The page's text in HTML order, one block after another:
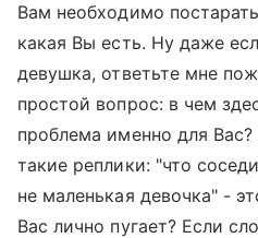
Вам необходимо
какая Вы есть. Ну даже
девушка, ответьте мне
простой вопрос: в чем
проблема именно для
такие реплики: "что
не маленькая девочка" -
Вас лично пугает? Если